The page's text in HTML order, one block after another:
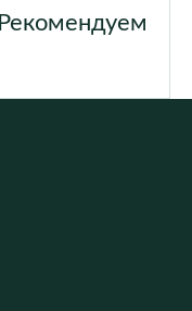
Рекомендуем